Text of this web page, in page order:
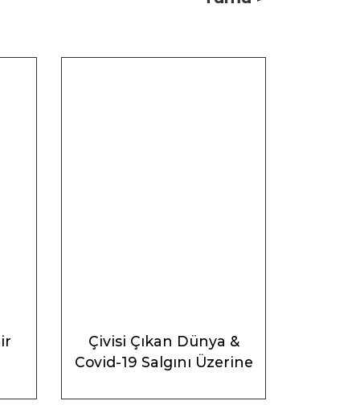
Çivisi Çıkan Dünya &
Covid-19 Salgını Üzerine